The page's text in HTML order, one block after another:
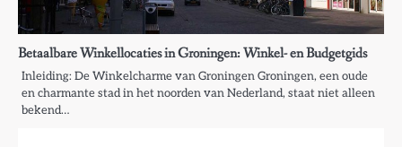
Betaalbare Winkellocaties in Groningen: Winkel- en Budgetgids
Inleiding: De Winkelcharme van Groningen Groningen, een oude
en charmante stad in het noorden van Nederland, staat niet alleen
bekend…